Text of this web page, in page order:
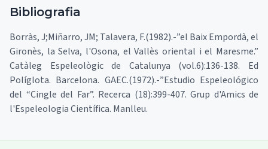
Bibliografia
Borràs, J;Miñarro, JM; Talavera, F.(1982).-”el Baix Empordà, el
Gironès, la Selva, l'Osona, el Vallès oriental i el Maresme.”
Catàleg Espeleològic de Catalunya (vol.6):136-138. Ed
Políglota. Barcelona. GAEC.(1972).-”Estudio Espeleológico
del “Cingle del Far”. Recerca (18):399-407. Grup d'Amics de
l'Espeleologia Científica. Manlleu.